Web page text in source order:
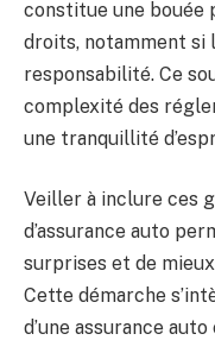
constitue une bouée
droits, notamment si
responsabilité. Ce
complexité des
une tranquillité
Veiller à inclure ces
d’assurance auto
surprises et de
Cette démarche
d’une assurance